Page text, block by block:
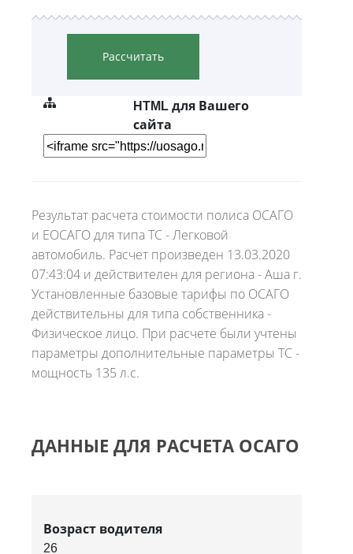
Рассчитать
HTML для Вашего
сайта
Результат расчета стоимости полиса ОСАГО
и ЕОСАГО для типа ТС - Легковой
автомобиль. Расчет произведен 13.03.2020
07:43:04 и действителен для региона - Аша г.
Установленные базовые тарифы по ОСАГО
действительны для типа собственника -
Физическое лицо. При расчете были учтены
параметры дополнительные параметры ТС -
мощность 135 л.с.
ДАННЫЕ ДЛЯ РАСЧЕТА ОСАГО
Возраст водителя
26